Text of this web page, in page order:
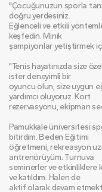
"Çocuğunuzun sporla
doğru yerdesiniz.
Eğlenceli ve etkili
keşfedin. Minik
şampiyonlar yetiştirmek
"Tenis hayatınızda size
ister deneyimli bir
oyuncu olun, size uygun
yardımcı oluyoruz. Kort
rezervasyonu, ekipman
Pamukkale üniversitesi
bitirdim. Beden Eğitimi
öğretmeni, rekreasyon
antrenörüyüm. Turnuva
seminerler ve etkinliklere
ve katıldım. Halen de
aktif olarak devam